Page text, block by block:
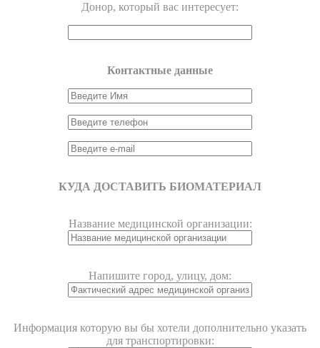
Донор, который вас интересует:
Контактные данные
КУДА ДОСТАВИТЬ БИОМАТЕРИАЛ
Название медицинской организации:
Напишите город, улицу, дом:
Информация которую вы бы хотели дополнительно указать
для транспортировки: